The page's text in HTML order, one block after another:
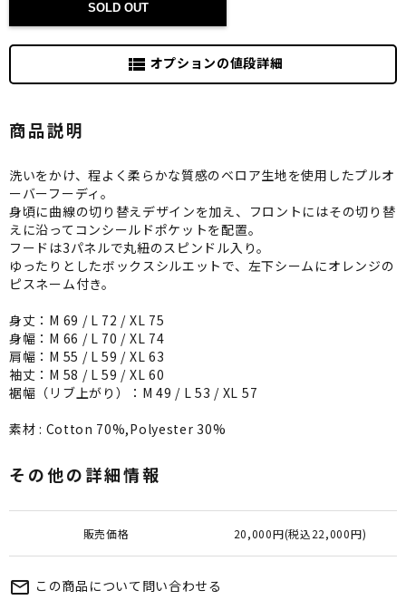
SOLD OUT
view_list オプションの値段詳細
商品説明
洗いをかけ、程よく柔らかな質感のベロア生地を使用したプルオ
ーバーフーディ。
身頃に曲線の切り替えデザインを加え、フロントにはその切り替
えに沿ってコンシールドポケットを配置。
フードは3パネルで丸紐のスピンドル入り。
ゆったりとしたボックスシルエットで、左下シームにオレンジの
ピスネーム付き。
身丈：M 69 / L 72 / XL 75
身幅：M 66 / L 70 / XL 74
肩幅：M 55 / L 59 / XL 63
袖丈：M 58 / L 59 / XL 60
裾幅（リブ上がり）：M 49 / L 53 / XL 57
素材 : Cotton 70%,Polyester 30%
その他の詳細情報
販売価格 20,000円(税込22,000円)
mail_outline この商品について問い合わせる